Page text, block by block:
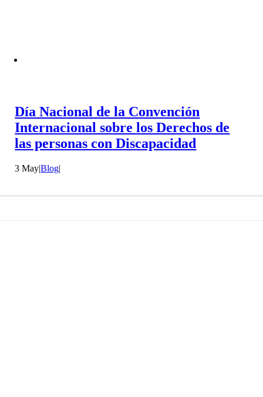
Día Nacional de la Convención
Internacional sobre los Derechos de
las personas con Discapacidad
3 May|Blog|